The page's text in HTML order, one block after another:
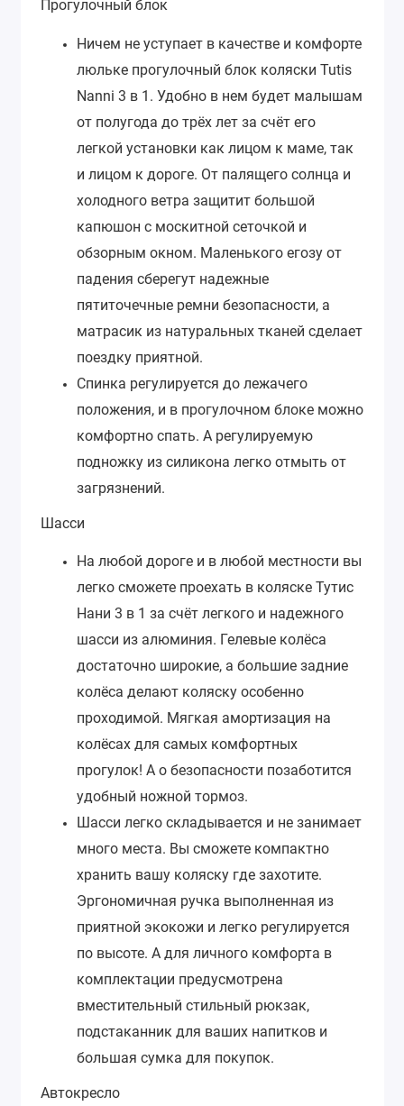
Прогулочный блок
Ничем не уступает в качестве и комфорте
люльке прогулочный блок коляски Tutis
Nanni 3 в 1. Удобно в нем будет малышам
от полугода до трёх лет за счёт его
легкой установки как лицом к маме, так
и лицом к дороге. От палящего солнца и
холодного ветра защитит большой
капюшон с москитной сеточкой и
обзорным окном. Маленького егозу от
падения сберегут надежные
пятиточечные ремни безопасности, а
матрасик из натуральных тканей сделает
поездку приятной.
Спинка регулируется до лежачего
положения, и в прогулочном блоке можно
комфортно спать. А регулируемую
подножку из силикона легко отмыть от
загрязнений.
Шасси
На любой дороге и в любой местности вы
легко сможете проехать в коляске Тутис
Нани 3 в 1 за счёт легкого и надежного
шасси из алюминия. Гелевые колёса
достаточно широкие, а большие задние
колёса делают коляску особенно
проходимой. Мягкая амортизация на
колёсах для самых комфортных
прогулок! А о безопасности позаботится
удобный ножной тормоз.
Шасси легко складывается и не занимает
много места. Вы сможете компактно
хранить вашу коляску где захотите.
Эргономичная ручка выполненная из
приятной экокожи и легко регулируется
по высоте. А для личного комфорта в
комплектации предусмотрена
вместительный стильный рюкзак,
подстаканник для ваших напитков и
большая сумка для покупок.
Автокресло